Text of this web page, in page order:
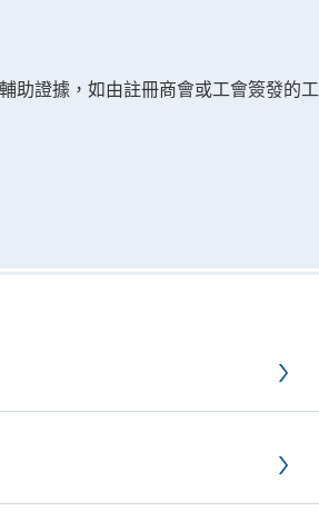
助證據，如由註冊商會或工會簽發的工